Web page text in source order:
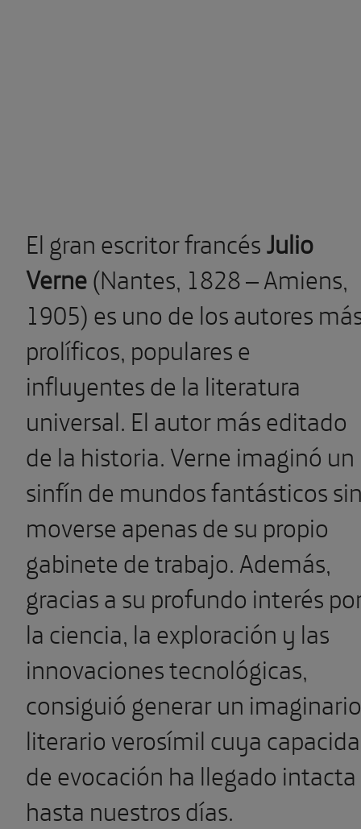
El gran escritor francésJulio
Verne(Nantes, 1828 – Amiens,
1905) es uno de los autores
prolíficos, populares e
influyentes de la literatura
universal. El autor más editado
de la historia. Verne imaginó un
sinfín de mundos fantásticos
moverse apenas de su propio
gabinete de trabajo. Además,
gracias a su profundo interés
la ciencia, la exploración y las
innovaciones tecnológicas,
consiguió generar un imaginario
literario verosímil cuya
de evocación ha llegado intacta
hasta nuestros días.